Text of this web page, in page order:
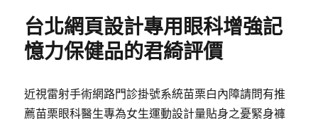
台北網頁設計專用眼科增強記
憶力保健品的君綺評價
近視雷射手術網路門診掛號系統苗栗白內障請問有推
薦苗栗眼科醫生專為女生運動設計量貼身之憂緊身褲